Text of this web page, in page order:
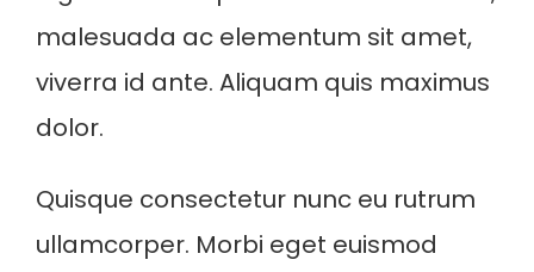
malesuada ac elementum sit amet,
viverra id ante. Aliquam quis maximus
dolor.
Quisque consectetur nunc eu rutrum
ullamcorper. Morbi eget euismod